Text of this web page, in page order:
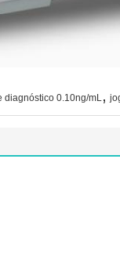
diagnóstico 0.10ng/mL,